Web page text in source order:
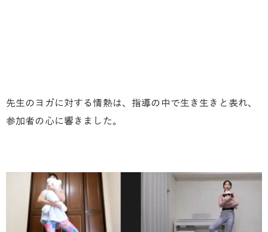
先生のヨガに対する情熱は、指導の中で生き生きと表れ、
参加者の心に響きました。